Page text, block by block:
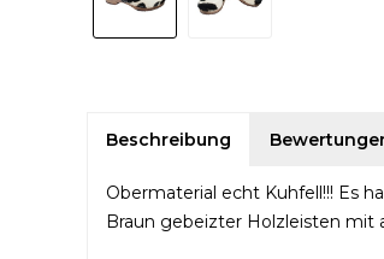
Beschreibung
Obermaterial echt Kuhfell!!! Es
Braun gebeizter Holzleisten